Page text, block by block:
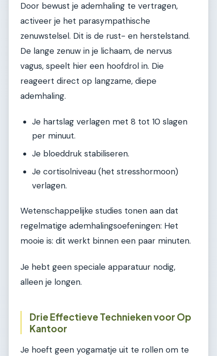
Door bewust je ademhaling te vertragen,
activeer je het parasympathische
zenuwstelsel. Dit is de rust- en herstelstand.
De lange zenuw in je lichaam, de nervus
vagus, speelt hier een hoofdrol in. Die
reageert direct op langzame, diepe
ademhaling.
Je hartslag verlagen met 8 tot 10 slagen
per minuut.
Je bloeddruk stabiliseren.
Je cortisolniveau (het stresshormoon)
verlagen.
Wetenschappelijke studies tonen aan dat
regelmatige ademhalingsoefeningen: Het
mooie is: dit werkt binnen een paar minuten.
Je hebt geen speciale apparatuur nodig,
alleen je longen.
Drie Effectieve Technieken voor Op
Kantoor
Je hoeft geen yogamatje uit te rollen om te